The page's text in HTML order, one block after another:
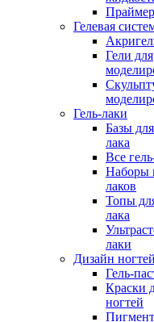
Гелевая
Гели для
Гель-лаки
Базы
лака
Все
Наборы
лаков
Топы
лака
лаки
Дизайн ногтей
Гель-
Краски
ногтей